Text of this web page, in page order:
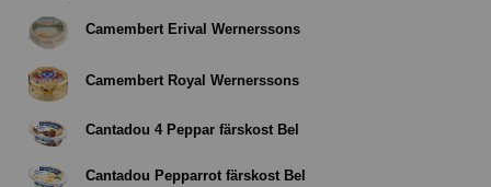
Camembert Erival Wernerssons
Camembert Royal Wernerssons
Cantadou 4 Peppar färskost Bel
Cantadou Pepparrot färskost Bel